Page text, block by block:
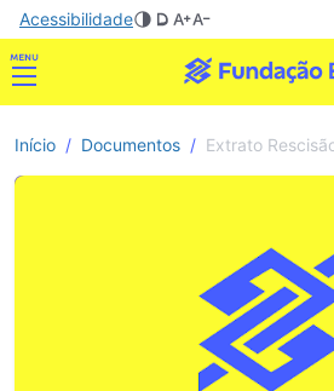
Acessibilidade
Início Documentos Extrato